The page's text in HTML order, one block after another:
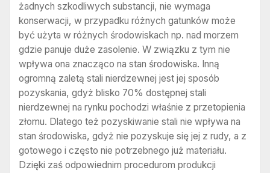
żadnych szkodliwych substancji, nie wymaga
konserwacji, w przypadku różnych gatunków może
być użyta w różnych środowiskach np. nad morzem
gdzie panuje duże zasolenie. W związku z tym nie
wpływa ona znacząco na stan środowiska. Inną
ogromną zaletą stali nierdzewnej jest jej sposób
pozyskania, gdyż blisko 70% dostępnej stali
nierdzewnej na rynku pochodzi właśnie z przetopienia
złomu. Dlatego też pozyskiwanie stali nie wpływa na
stan środowiska, gdyż nie pozyskuje się jej z rudy, a z
gotowego i często nie potrzebnego już materiału.
Dzięki zaś odpowiednim procedurom produkcji